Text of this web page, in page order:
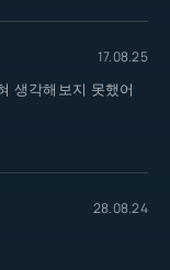
17.08.25
생각해보지 못했어
28.08.24